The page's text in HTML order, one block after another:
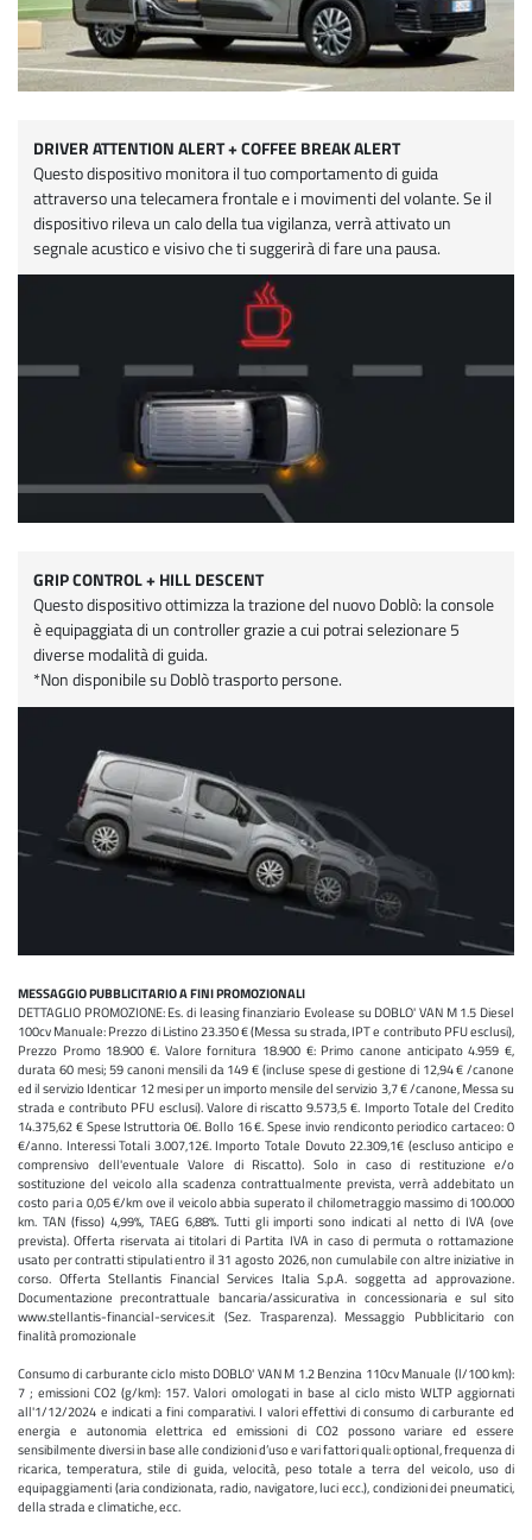
DRIVER ATTENTION ALERT + COFFEE BREAK ALERT
Questo dispositivo monitora il tuo comportamento di guida
attraverso una telecamera frontale e i movimenti del volante. Se il
dispositivo rileva un calo della tua vigilanza, verrà attivato un
segnale acustico e visivo che ti suggerirà di fare una pausa.
GRIP CONTROL + HILL DESCENT
Questo dispositivo ottimizza la trazione del nuovo Doblò: la console
è equipaggiata di un controller grazie a cui potrai selezionare 5
diverse modalità di guida.
*Non disponibile su Doblò trasporto persone.
MESSAGGIO PUBBLICITARIO A FINI PROMOZIONALI
DETTAGLIO PROMOZIONE: Es. di leasing finanziario Evolease su DOBLO' VAN M 1.5 Diesel
100cv Manuale: Prezzo di Listino 23.350 € (Messa su strada, IPT e contributo PFU esclusi),
Prezzo Promo 18.900 €. Valore fornitura 18.900 €: Primo canone anticipato 4.959 €,
durata 60 mesi; 59 canoni mensili da 149 € (incluse spese di gestione di 12,94 € /canone
ed il servizio Identicar 12 mesi per un importo mensile del servizio 3,7 € /canone, Messa su
strada e contributo PFU esclusi). Valore di riscatto 9.573,5 €. Importo Totale del Credito
14.375,62 € Spese Istruttoria 0€. Bollo 16 €. Spese invio rendiconto periodico cartaceo: 0
€/anno. Interessi Totali 3.007,12€. Importo Totale Dovuto 22.309,1€ (escluso anticipo e
comprensivo dell'eventuale Valore di Riscatto). Solo in caso di restituzione e/o
sostituzione del veicolo alla scadenza contrattualmente prevista, verrà addebitato un
costo pari a 0,05 €/km ove il veicolo abbia superato il chilometraggio massimo di 100.000
km. TAN (fisso) 4,99%, TAEG 6,88%. Tutti gli importi sono indicati al netto di IVA (ove
prevista). Offerta riservata ai titolari di Partita IVA in caso di permuta o rottamazione
usato per contratti stipulati entro il 31 agosto 2026, non cumulabile con altre iniziative in
corso. Offerta Stellantis Financial Services Italia S.p.A. soggetta ad approvazione.
Documentazione precontrattuale bancaria/assicurativa in concessionaria e sul sito
www.stellantis-financial-services.it (Sez. Trasparenza). Messaggio Pubblicitario con
finalità promozionale
Consumo di carburante ciclo misto DOBLO' VAN M 1.2 Benzina 110cv Manuale (l/100 km):
7 ; emissioni CO2 (g/km): 157. Valori omologati in base al ciclo misto WLTP aggiornati
all'1/12/2024 e indicati a fini comparativi. I valori effettivi di consumo di carburante ed
energia e autonomia elettrica ed emissioni di CO2 possono variare ed essere
sensibilmente diversi in base alle condizioni d’uso e vari fattori quali: optional, frequenza di
ricarica, temperatura, stile di guida, velocità, peso totale a terra del veicolo, uso di
equipaggiamenti (aria condizionata, radio, navigatore, luci ecc.), condizioni dei pneumatici,
della strada e climatiche, ecc.